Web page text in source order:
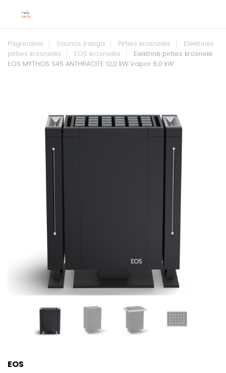
Pagrindinis Saunos įranga Pirties krosnelės
Elektrinės
pirties krosnelės
EOS krosnelės
Elektrinė pirties krosnelė
EOS MYTHOS S45 ANTHRACITE 12,0 kW Vapor 6,0 kW
EOS